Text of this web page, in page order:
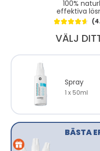
100%
effektiva
VÄLJ
Spray
1 x 50ml
BÄSTA